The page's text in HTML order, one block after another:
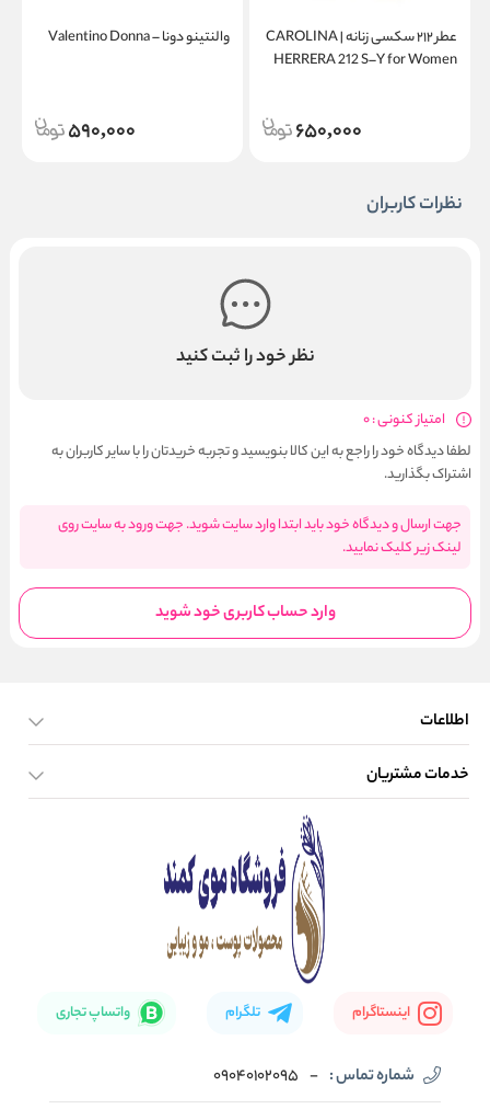
عطر ۲۱۲ سکسی زنانه | CAROLINA
HERRERA 212 S–Y for Women
650,000
والنتینو دونا – Valentino Donna
590,000
نظرات کاربران
نظر خود را ثبت کنید
امتیاز کنونی : 0
لطفا دیدگاه خود را راجع به این کالا بنویسید و تجربه خریدتان را با سایر کاربران به
اشتراک بگذارید.
جهت ارسال و دیدگاه خود باید ابتدا وارد سایت شوید. جهت ورود به سایت روی
لینک زیر کلیک نمایید.
وارد حساب کاربری خود شوید
اطلاعات
صفحه اصلی
خدمات مشتریان
اینستاگرام تلگرام واتساپ تجاری
شماره تماس : -
09040102095